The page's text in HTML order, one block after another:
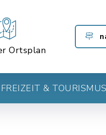
Ortsplan
FREIZEIT & TOURISMUS